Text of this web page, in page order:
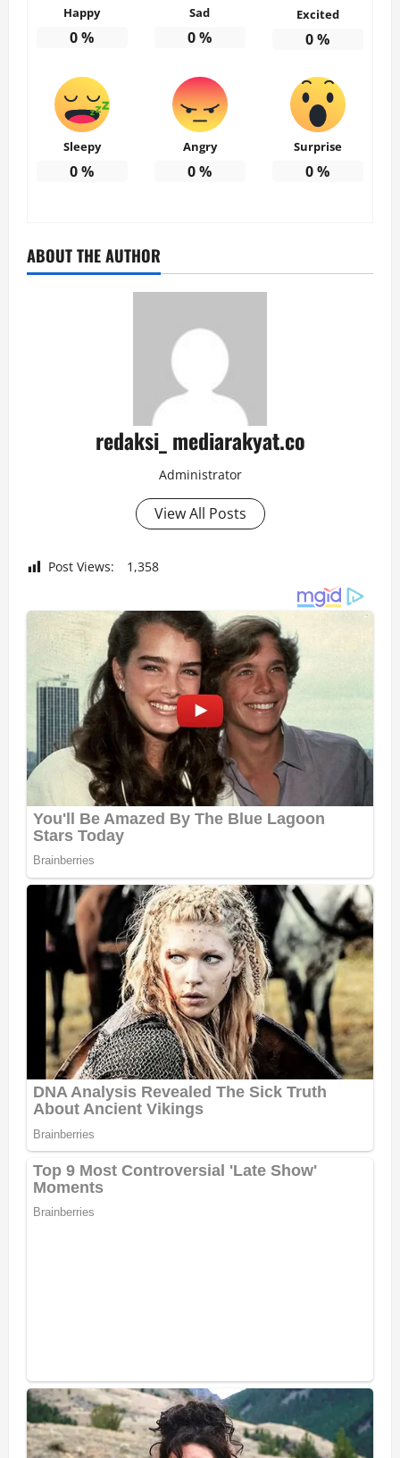
Happy
0%
Sad
0%
Excited
0%
Sleepy
0%
Angry
0%
Surprise
0%
ABOUT THE AUTHOR
redaksi_ mediarakyat.co
Administrator
View All Posts
Post Views: 1,358